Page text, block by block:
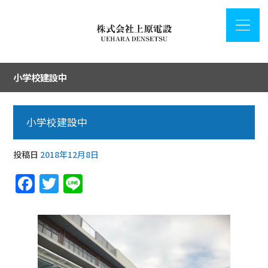
小学校建設中
小学校建設中
投稿日 2018年12月8日
F
a
c
e
b
T
w
it
te
r
e